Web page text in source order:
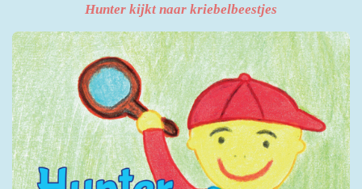
Hunter kijkt naar kriebelbeestjes